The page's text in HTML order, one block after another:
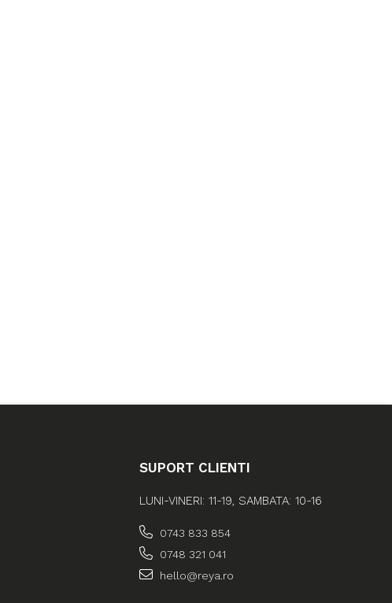
SUPORT CLIENTI
LUNI-VINERI: 11-19, SAMBATA: 10-16
0743 833 854
0748 321 041
hello@reya.ro